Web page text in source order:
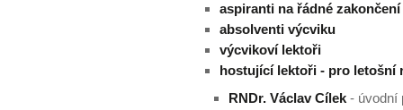
aspiranti na řádné
absolventi výcviku
výcvikoví lektoři
hostující lektoři - pro letošní
RNDr. Václav Cílek - úvodní